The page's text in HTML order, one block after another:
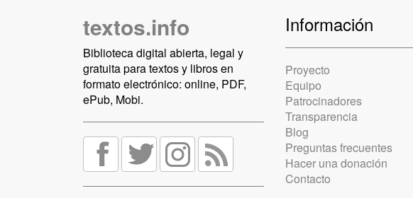
textos.info
Biblioteca digital abierta, legal y
gratuita para textos y libros en
formato electrónico: online, PDF,
ePub, Mobi.
Información
Proyecto
Equipo
Patrocinadores
Transparencia
Blog
Preguntas frecuentes
Hacer una donación
Contacto